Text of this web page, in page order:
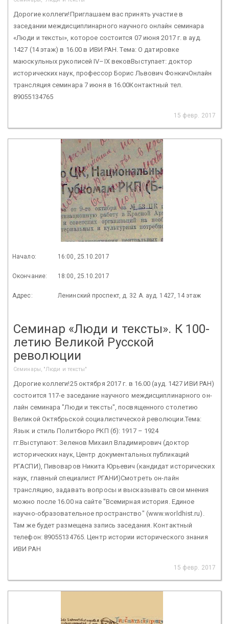
Дорогие коллеги!Приглашаем вас принять участие в
заседании междисциплинарного научного онлайн семинара
«Люди и тексты», которое состоится 07 июня 2017 г. в ауд.
1427 (14 этаж) в 16.00 в ИВИ РАН. Тема: О датировке
маюскульных рукописей IV–IX вековВыступает: доктор
исторических наук, профессор Борис Львович ФонкичОнлайн
трансляция семинара 7 июня в 16.00Контактный тел.
89055134765
15 февр. 2017
Начало: 16:00, 25.10.2017
Окончание: 18:00, 25.10.2017
Адрес: Ленинский проспект, д. 32 А. ауд. 1427, 14 этаж
Семинар «Люди и тексты». К 100-
летию Великой Русской
революции
Семинары, "Люди и тексты"
Дорогие коллеги!25 октября 2017 г. в 16.00 (ауд. 1427 ИВИ РАН)
состоится 117-е заседание научного междисциплинарного он-
лайн семинара "Люди и тексты", посвященного столетию
Великой Октябрьской социалистической революции.Тема:
Язык и стиль Политбюро РКП (б): 1917 – 1924
гг.Выступают: Зеленов Михаил Владимирович (доктор
исторических наук, Центр документальных публикаций
РГАСПИ), Пивоваров Никита Юрьевич (кандидат исторических
наук, главный специалист РГАНИ)Смотреть он-лайн
трансляцию, задавать вопросы и высказывать свои мнения
можно после 16.00 на сайте "Всемирная история. Единое
научно-образовательное пространство" (www.worldhist.ru).
Там же будет размещена запись заседания. Контактный
телефон: 89055134765. Центр истории исторического знания
ИВИ РАН
15 февр. 2017